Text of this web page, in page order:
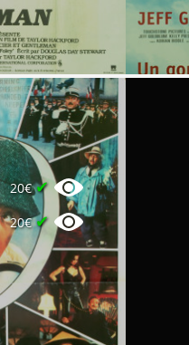
20€✔
20€✔